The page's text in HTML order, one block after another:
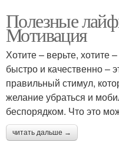
Полезные
Мотивация
Хотите – верьте, хотите
быстро и качественно –
правильный стимул,
желание убраться и
беспорядком. Что это
читать дальше →